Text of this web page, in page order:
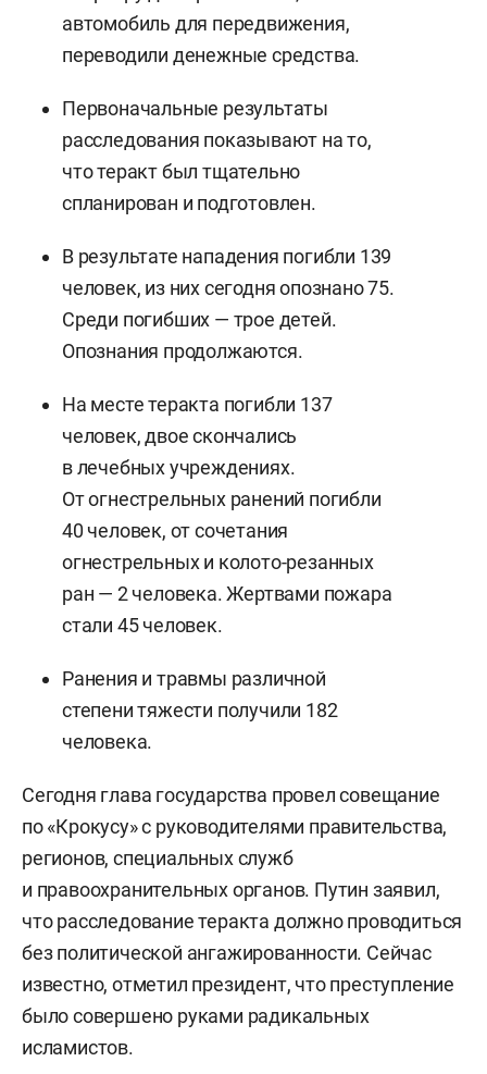
автомобиль для передвижения,
переводили денежные средства.
Первоначальные результаты
расследования показывают на то,
что теракт был тщательно
спланирован и подготовлен.
В результате нападения погибли 139
человек, из них сегодня опознано 75.
Среди погибших — трое детей.
Опознания продолжаются.
На месте теракта погибли 137
человек, двое скончались
в лечебных учреждениях.
От огнестрельных ранений погибли
40 человек, от сочетания
огнестрельных и колото-резанных
ран — 2 человека. Жертвами пожара
стали 45 человек.
Ранения и травмы различной
степени тяжести получили 182
человека.
Сегодня глава государства провел совещание
по «Крокусу» с руководителями правительства,
регионов, специальных служб
и правоохранительных органов. Путин заявил,
что расследование теракта должно проводиться
без политической ангажированности. Сейчас
известно, отметил президент, что преступление
было совершено руками радикальных
исламистов.